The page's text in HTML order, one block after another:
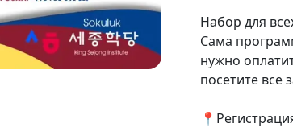
Набор для
Сама
нужно
посетите все